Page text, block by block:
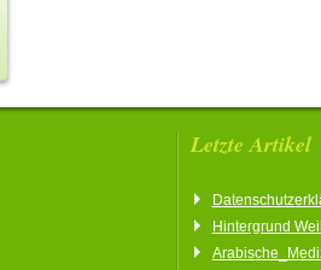
Letzte Artikel
Hintergrund